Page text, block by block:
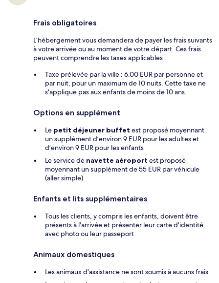
Frais obligatoires
L’hébergement vous demandera de payer les frais suivants
à votre arrivée ou au moment de votre départ. Ces frais
peuvent comprendre les taxes applicables :
Taxe prélevée par la ville : 6.00 EUR par personne et
par nuit, pour un maximum de 10 nuits. Cette taxe ne
s'applique pas aux enfants de moins de 10 ans.
Options en supplément
Le petit déjeuner buffet est proposé moyennant
un supplément d’environ 9 EUR pour les adultes et
d’environ 9 EUR pour les enfants
Le service de navette aéroport est proposé
moyennant un supplément de 55 EUR par véhicule
(aller simple)
Enfants et lits supplémentaires
Tous les clients, y compris les enfants, doivent être
présents à l'arrivée et présenter leur carte d'identité
avec photo ou leur passeport
Animaux domestiques
Les animaux d'assistance ne sont soumis à aucuns frais